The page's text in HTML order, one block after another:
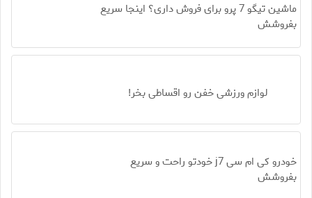
ماشین تیگو 7 پرو برای فروش داری؟ اینجا سریع
بفروشش
لوازم ورزشی خفن رو اقساطی بخر!
خودرو کی ام سی j7 خودتو راحت و سریع
بفروشش